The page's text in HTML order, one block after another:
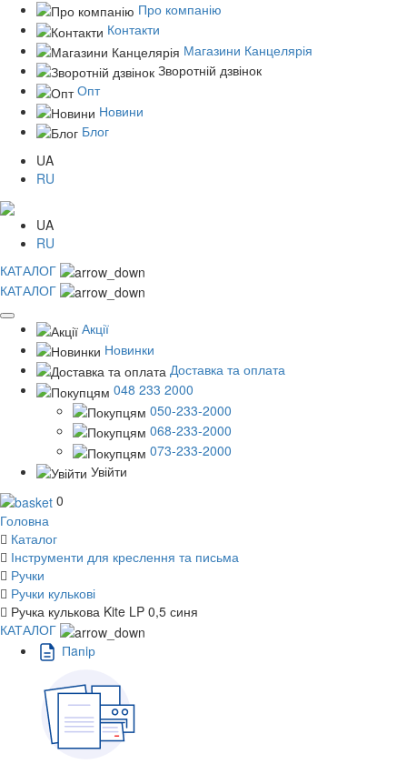
Про компанію
Контакти
Магазини Канцелярія
Зворотній дзвінок
Опт
Новини
Блог
UA
RU
UA
RU
КАТАЛОГ
КАТАЛОГ
Акції
Новинки
Доставка та оплата
048 233 2000
050-233-2000
068-233-2000
073-233-2000
Увійти
0
Головна
Каталог
Інструменти для креслення та письма
Ручки
Ручки кулькові
Ручка кулькова Kite LP 0,5 синя
КАТАЛОГ
Пaпiр